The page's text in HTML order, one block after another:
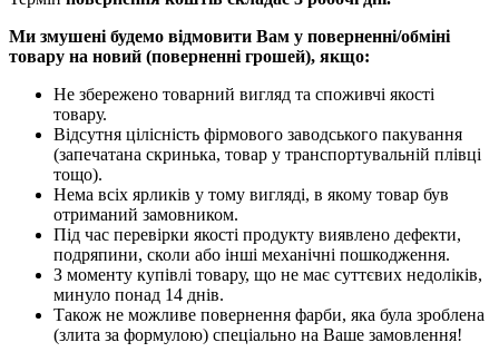
Ми змушені будемо відмовити Вам у поверненні/обміні
товару на новий (поверненні грошей), якщо:
Не збережено товарний вигляд та споживчі якості
товару.
Відсутня цілісність фірмового заводського пакування
(запечатана скринька, товар у транспортувальній плівці
тощо).
Нема всіх ярликів у тому вигляді, в якому товар був
отриманий замовником.
Під час перевірки якості продукту виявлено дефекти,
подряпини, сколи або інші механічні пошкодження.
З моменту купівлі товару, що не має суттєвих недоліків,
минуло понад 14 днів.
Також не можливе повернення фарби, яка була зроблена
(злита за формулою) спеціально на Ваше замовлення!